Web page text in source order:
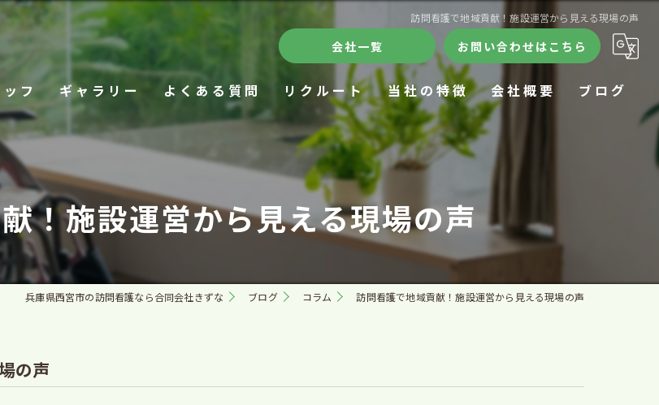
訪問看護で地域貢献！施設運営から見える現場の声
会社一覧 お問い合わせはこちら
ッフ ギャラリー よくある質問 リクルート 当社の特徴
ケアハウス
24時間
在宅療養
会社概要
合同会社きずな
ケアハウスきずな
きずなデイサロン
ブログ
！施設運営から見える現場の声
兵庫県西宮市の訪問看護なら合同会社きずな ブログ コラム 訪問看護で地域貢献！施設運営から見える現場の声
の声